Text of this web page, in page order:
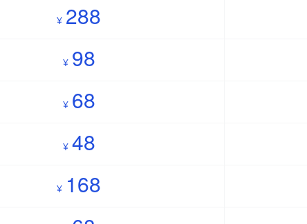
¥ 288
¥ 98
¥ 68
¥ 48
¥ 168